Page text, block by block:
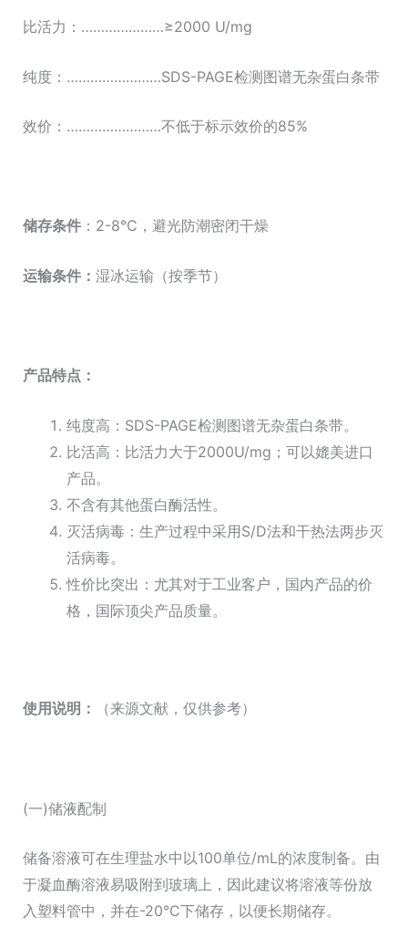
比活力：…………………≥2000 U/mg
纯度：……………………SDS-PAGE检测图谱无杂蛋白条带
效价：……………………不低于标示效价的85%
储存条件：2-8℃，避光防潮密闭干燥
运输条件： 湿冰运输（按季节）
产品特点：
纯度高：SDS-PAGE检测图谱无杂蛋白条带。
比活高：比活力大于2000U/mg；可以媲美进口
产品。
不含有其他蛋白酶活性。
灭活病毒：生产过程中采用S/D法和干热法两步灭
活病毒。
性价比突出：尤其对于工业客户，国内产品的价
格，国际顶尖产品质量。
使用说明 ： （来源文献，仅供参考）
(一)储液配制
储备溶液可在生理盐水中以100单位/mL的浓度制备。由
于凝血酶溶液易吸附到玻璃上，因此建议将溶液等份放
入塑料管中，并在-20°C下储存，以便长期储存。